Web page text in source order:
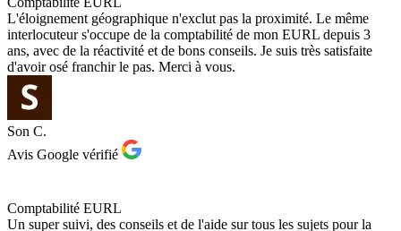
L'éloignement géographique n'exclut pas la proximité. Le même
interlocuteur s'occupe de la comptabilité de mon EURL depuis 3
ans, avec de la réactivité et de bons conseils. Je suis très satisfaite
d'avoir osé franchir le pas. Merci à vous.
Son C.
Avis Google vérifié
Comptabilité EURL
Un super suivi, des conseils et de l'aide sur tous les sujets pour la